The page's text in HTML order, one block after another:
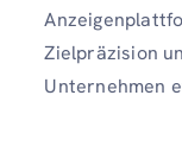
Zielpräzision
Unternehmen